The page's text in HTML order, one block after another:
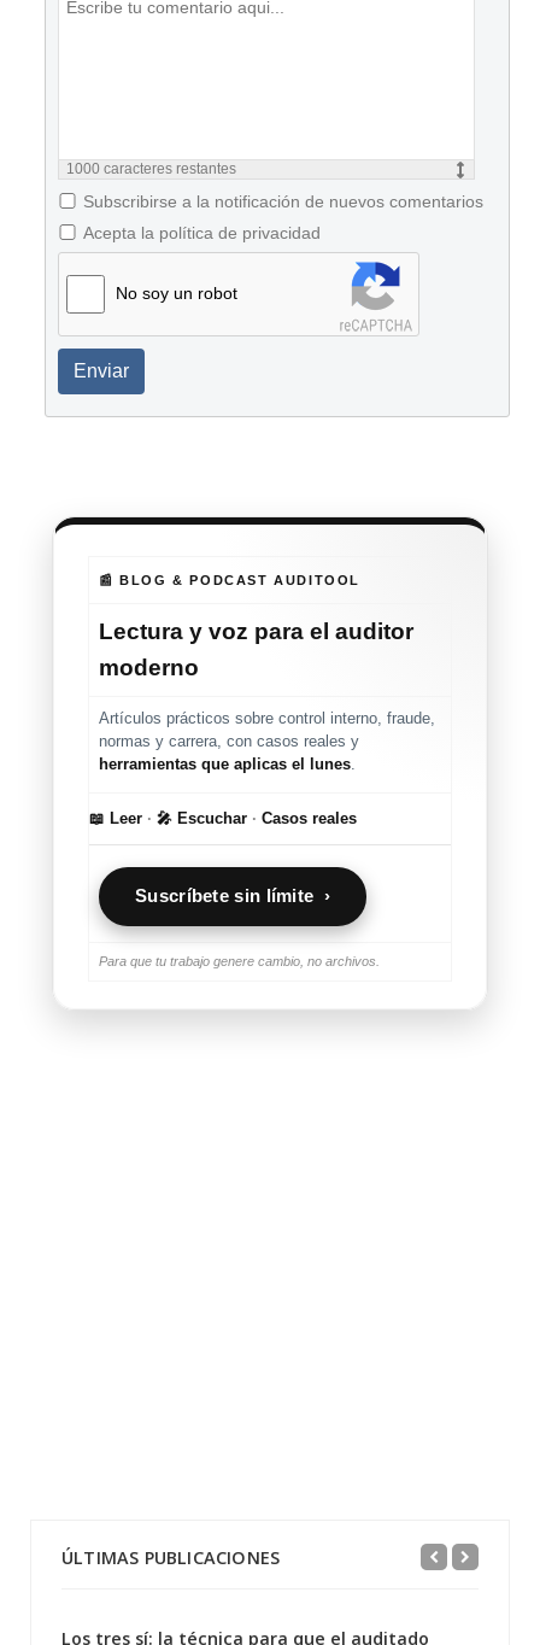
1000 caracteres restantes
Subscribirse a la notificación de nuevos comentarios
Acepta la política de privacidad
No soy un robot
Enviar
📰 BLOG & PODCAST AUDITOOL
Lectura y voz para el auditor
moderno
Artículos prácticos sobre control interno, fraude,
normas y carrera, con casos reales y
herramientas que aplicas el lunes
📖 Leer · 🎤 Escuchar · Casos reales
Suscríbete sin límite ›
Para que tu trabajo genere cambio, no archivos.
ÚLTIMAS PUBLICACIONES
Los tres sí: la técnica para que el auditado